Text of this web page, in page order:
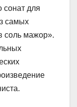
сонат для
самых
соль мажор».